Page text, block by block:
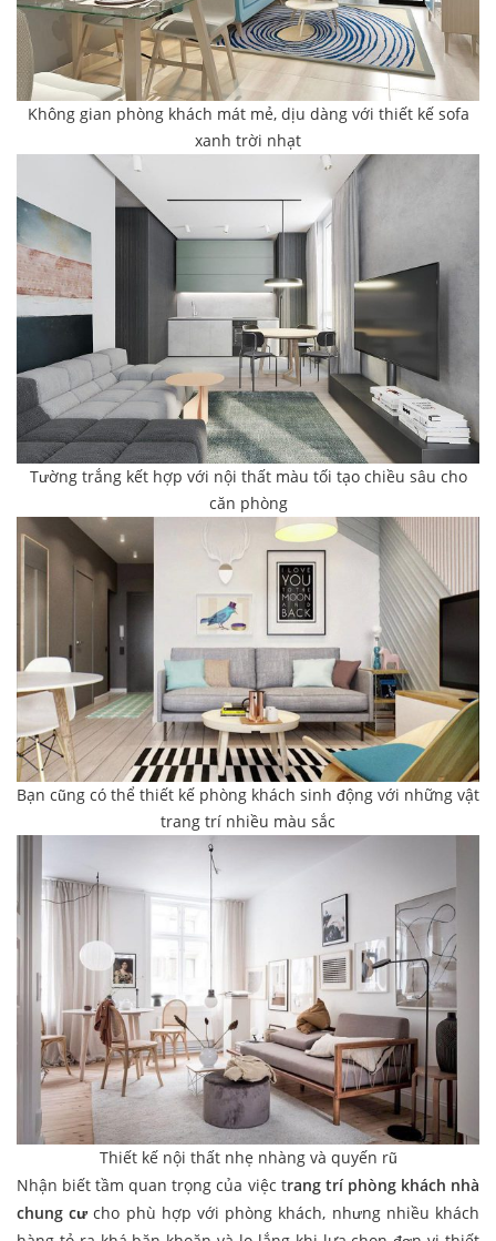
Không gian phòng khách mát mẻ, dịu dàng với thiết kế sofa
xanh trời nhạt
Tường trắng kết hợp với nội thất màu tối tạo chiều sâu cho
căn phòng
Bạn cũng có thể thiết kế phòng khách sinh động với những vật
trang trí nhiều màu sắc
Thiết kế nội thất nhẹ nhàng và quyến rũ
Nhận biết tầm quan trọng của việc trang trí phòng khách nhà
chung cưcho phù hợp với phòng khách, nhưng nhiều khách